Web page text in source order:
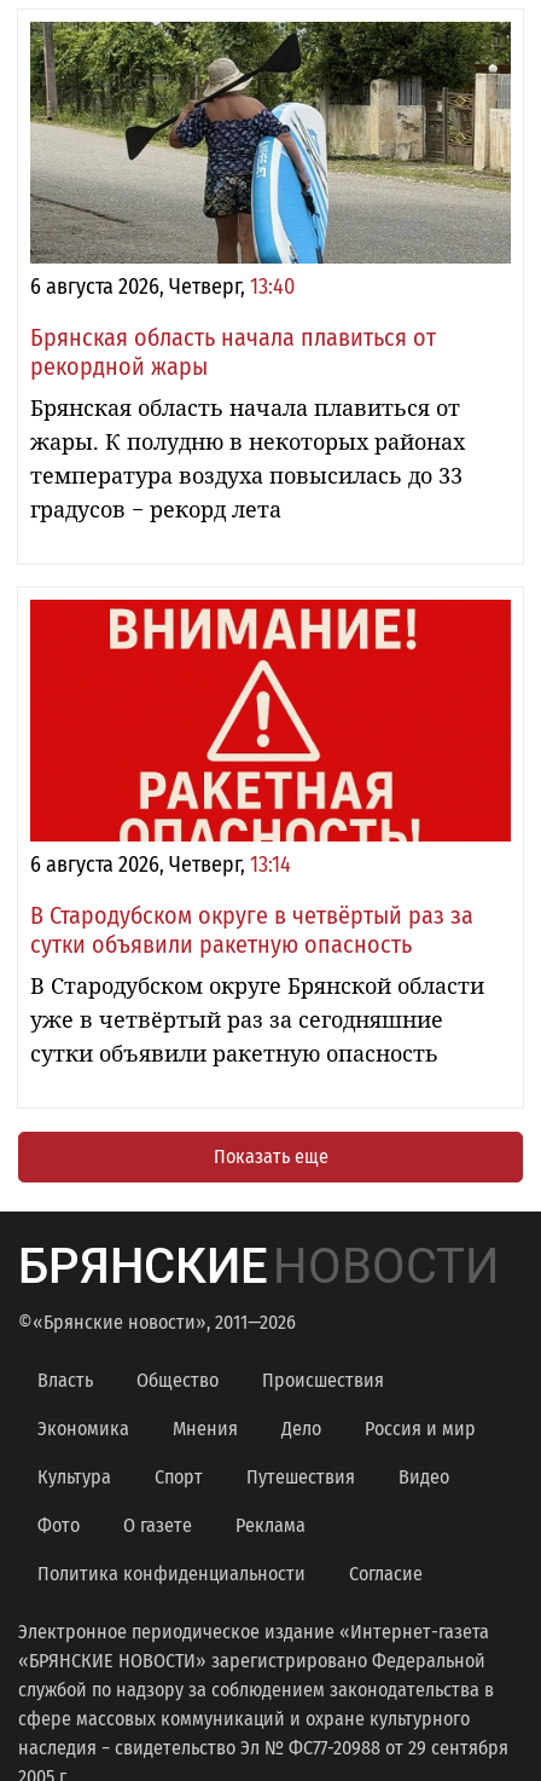
6 августа 2026, Четверг, 13:40
Брянская область начала плавиться от
рекордной жары
Брянская область начала плавиться от
жары. К полудню в некоторых районах
температура воздуха повысилась до 33
градусов − рекорд лета
6 августа 2026, Четверг, 13:14
В Стародубском округе в четвёртый раз за
сутки объявили ракетную опасность
В Стародубском округе Брянской области
уже в четвёртый раз за сегодняшние
сутки объявили ракетную опасность
Показать еще
БРЯНСКИЕНОВОСТИ
©«Брянские новости», 2011—2026
Власть Общество Происшествия
Экономика Мнения Дело Россия и мир
Культура Спорт Путешествия Видео
Фото О газете Реклама
Политика конфиденциальности Согласие
Электронное периодическое издание «Интернет-газета
«БРЯНСКИЕ НОВОСТИ» зарегистрировано Федеральной
службой по надзору за соблюдением законодательства в
сфере массовых коммуникаций и охране культурного
наследия − свидетельство Эл № ФС77-20988 от 29 сентября